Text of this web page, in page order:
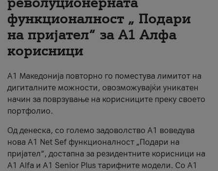
За нас
#ПодобарОнлајн
функционалност „ Подари
на пријател“ за А1 Алфа
корисници
А1 Македонија повторно го поместува лимитот на
дигиталните можности, овозможувајќи уникатен
начин за поврзување на корисниците преку своето
портфолио.
Од денеска, со големо задоволство А1 воведува
нова A1 Net Sef функционалност „Подари на
пријател“, достапна за резидентните корисници на
А1 Alfa и A1 Senior Plus тарифните модели. Со A1